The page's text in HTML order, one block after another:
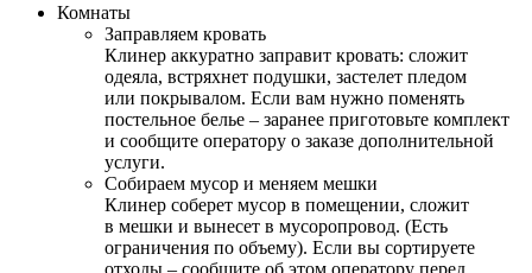
Комнаты
Заправляем кровать
Клинер аккуратно заправит кровать: сложит
одеяла, встряхнет подушки, застелет пледом
или покрывалом. Если вам нужно поменять
постельное белье – заранее приготовьте комплект
и сообщите оператору о заказе дополнительной
услуги.
Собираем мусор и меняем мешки
Клинер соберет мусор в помещении, сложит
в мешки и вынесет в мусоропровод. (Есть
ограничения по объему). Если вы сортируете
отходы – сообщите об этом оператору перед